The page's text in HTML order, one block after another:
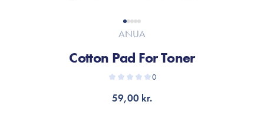
ANUA
Cotton Pad For Toner
0
59,00 kr.